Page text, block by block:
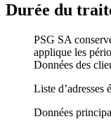
Durée du
PSG SA
applique les
Données des
Liste d’adresses
Données